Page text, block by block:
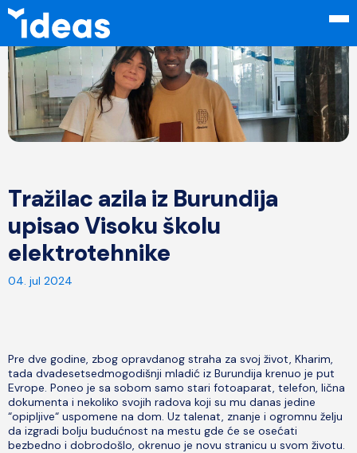
Tražilac azila iz Burundija
upisao Visoku školu
elektrotehnike
04. jul 2024
Pre dve godine, zbog opravdanog straha za svoj život, Kharim,
tada dvadesetsedmogodišnji mladić iz Burundija krenuo je put
Evrope. Poneo je sa sobom samo stari fotoaparat, telefon, lična
dokumenta i nekoliko svojih radova koji su mu danas jedine
“opipljive“ uspomene na dom. Uz talenat, znanje i ogromnu želju
da izgradi bolju budućnost na mestu gde će se osećati
bezbedno i dobrodošlo, okrenuo je novu stranicu u svom životu.